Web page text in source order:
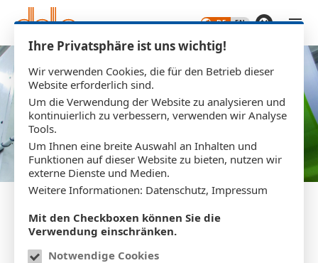
GLÄNZEND GESCHÜTZT
Ihre Privatsphäre ist uns wichtig!
Wir verwenden Cookies, die für den Betrieb dieser
Website erforderlich sind.
Um die Verwendung der Website zu analysieren und
kontinuierlich zu verbessern, verwenden wir Analyse
Tools.
Um Ihnen eine breite Auswahl an Inhalten und
Funktionen auf dieser Website zu bieten, nutzen wir
externe Dienste und Medien.
Weitere Informationen: Datenschutz, Impressum
Mit den Checkboxen können Sie die
Verwendung einschränken.
Notwendige Cookies